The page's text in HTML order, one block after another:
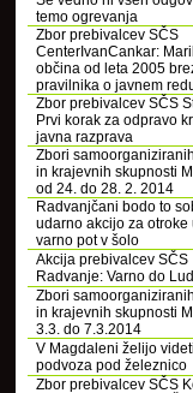
temo ogrevanja
Zbor prebivalcev SČS
CenterIvanCankar:
občina od leta 2005
pravilnika o javnem
Zbor prebivalcev SČS
Prvi korak za odpravo
javna razprava
Zbori
in krajevnih skupnosti
od 24. do 28. 2. 2014
Radvanjčani bodo to
udarno akcijo za otroke
varno pot v šolo
Akcija prebivalcev SČS
Radvanje: Varno do
Zbori
in krajevnih skupnosti
3.3. do 7.3.2014
V Magdaleni želijo
podvoza pod železnico
Zbor prebivalcev SČS